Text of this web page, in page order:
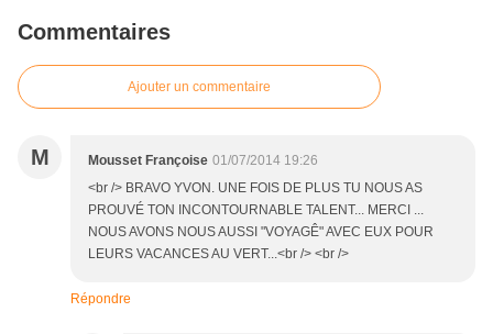
Commentaires
Ajouter un commentaire
M Mousset Françoise 01/07/2014 19:26
<br /> BRAVO YVON. UNE FOIS DE PLUS TU NOUS AS
PROUVÉ TON INCONTOURNABLE TALENT... MERCI ...
NOUS AVONS NOUS AUSSI "VOYAGÊ" AVEC EUX POUR
LEURS VACANCES AU VERT...<br /> <br />
Répondre